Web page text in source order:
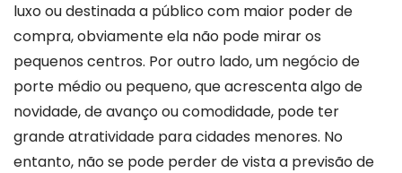
luxo ou destinada a público com maior poder de
compra, obviamente ela não pode mirar os
pequenos centros. Por outro lado, um negócio de
porte médio ou pequeno, que acrescenta algo de
novidade, de avanço ou comodidade, pode ter
grande atratividade para cidades menores. No
entanto, não se pode perder de vista a previsão de